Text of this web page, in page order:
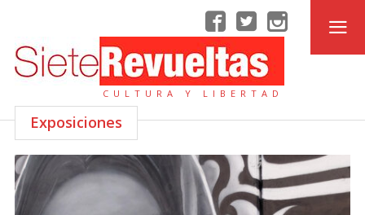
CULTURA Y LIBERTAD
Exposiciones